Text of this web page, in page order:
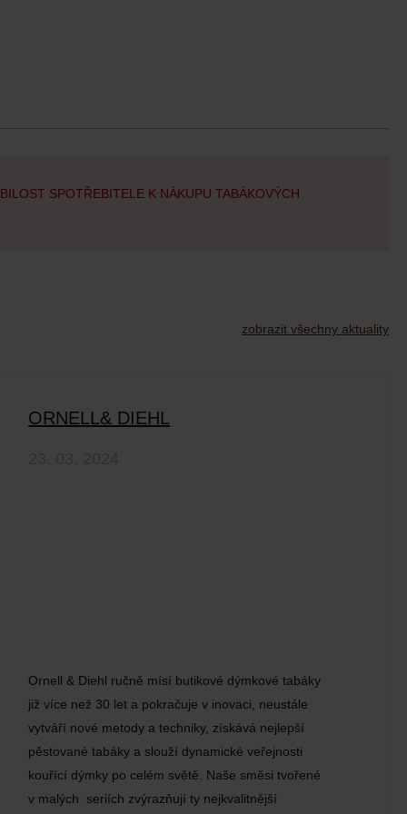
SPOTŘEBITELE K NÁKUPU TABÁKOVÝCH
zobrazit všechny aktuality
ORNELL& DIEHL
Ornell & Diehl ručně mísí butikové dýmkové tabáky
již více než 30 let a pokračuje v inovaci, neustále
vytváří nové metody a techniky, získává nejlepší
pěstované tabáky a slouží dynamické veřejnosti
kouřící dýmky po celém světě. Naše směsi tvořené
v malých seriích zvýrazňují ty nejkvalitnější